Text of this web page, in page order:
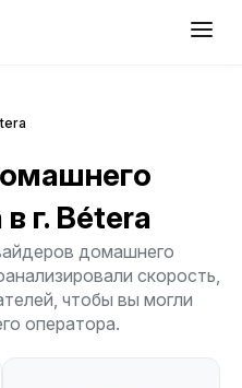
в г. Bétera
домашнего
скорость,
чтобы вы могли
оператора.